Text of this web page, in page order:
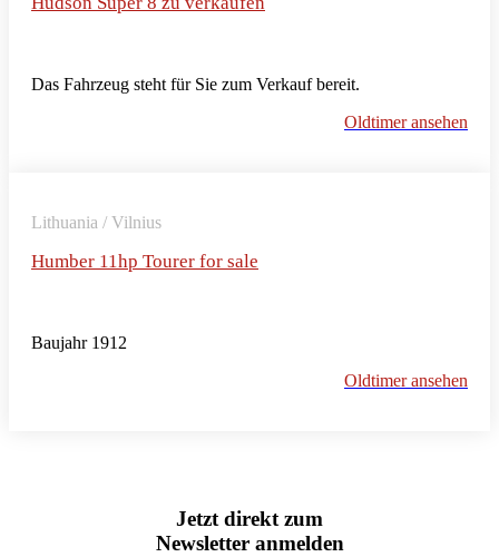
Das Fahrzeug steht für Sie zum Verkauf bereit.
Oldtimer ansehen
Lithuania / Vilnius
Humber 11hp Tourer for sale
Baujahr 1912
Oldtimer ansehen
Jetzt direkt zum
Newsletter anmelden